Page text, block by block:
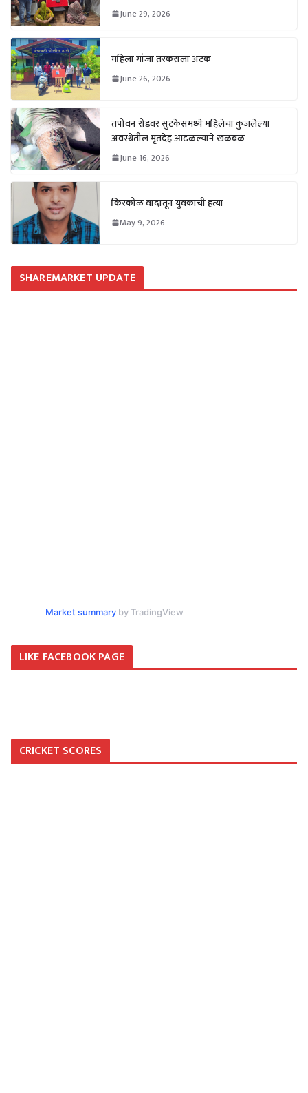
June 29, 2026
महिला गांजा तस्कराला अटक
June 26, 2026
तपोवन रोडवर सुटकेसमध्ये महिलेचा कुजलेल्या
अवस्थेतील मृतदेह आढळल्याने खळबळ
June 16, 2026
किरकोळ वादातून युवकाची हत्या
May 9, 2026
SHAREMARKET UPDATE
Market summaryby TradingView
LIKE FACEBOOK PAGE
CRICKET SCORES